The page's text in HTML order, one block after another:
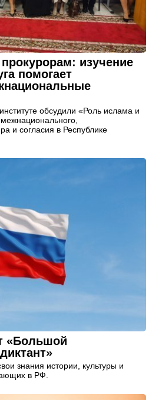
изучение
помогает
обсудили «Роль ислама и
и согласия в Республике
«Большой
знания истории, культуры и
в РФ.